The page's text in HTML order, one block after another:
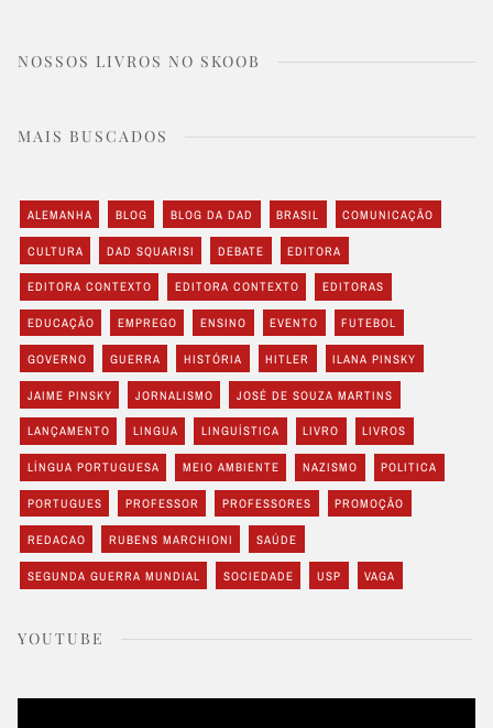
NOSSOS LIVROS NO SKOOB
MAIS BUSCADOS
ALEMANHA BLOG BLOG DA DAD BRASIL COMUNICAÇÃO
CULTURA DAD SQUARISI DEBATE EDITORA
EDITORA CONTEXTO EDITORA CONTEXTO EDITORAS
EDUCAÇÃO EMPREGO ENSINO EVENTO FUTEBOL
GOVERNO GUERRA HISTÓRIA HITLER ILANA PINSKY
JAIME PINSKY JORNALISMO JOSÉ DE SOUZA MARTINS
LANÇAMENTO LINGUA LINGUÍSTICA LIVRO LIVROS
LÍNGUA PORTUGUESA MEIO AMBIENTE NAZISMO POLITICA
PORTUGUES PROFESSOR PROFESSORES PROMOÇÃO
REDACAO RUBENS MARCHIONI SAÚDE
SEGUNDA GUERRA MUNDIAL SOCIEDADE USP VAGA
YOUTUBE